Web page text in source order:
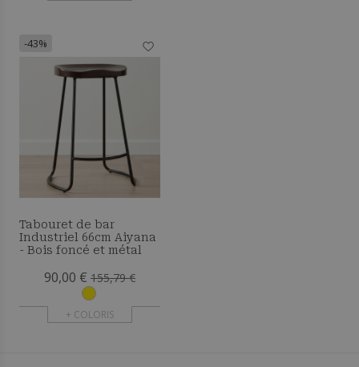
-43%
Tabouret de bar
Industriel 66cm Aiyana
- Bois foncé et métal
90,00 € 155,79 €
+ COLORIS